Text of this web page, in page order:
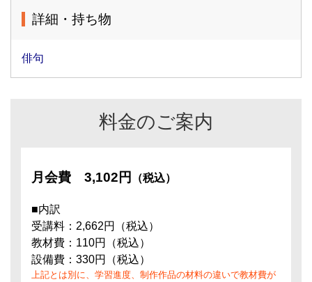
詳細・持ち物
俳句
料金のご案内
月会費 3,102円 （税込）
■内訳
受講料：2,662円（税込）
教材費：110円（税込）
設備費：330円（税込）
上記とは別に、学習進度、制作作品の材料の違いで教材費が